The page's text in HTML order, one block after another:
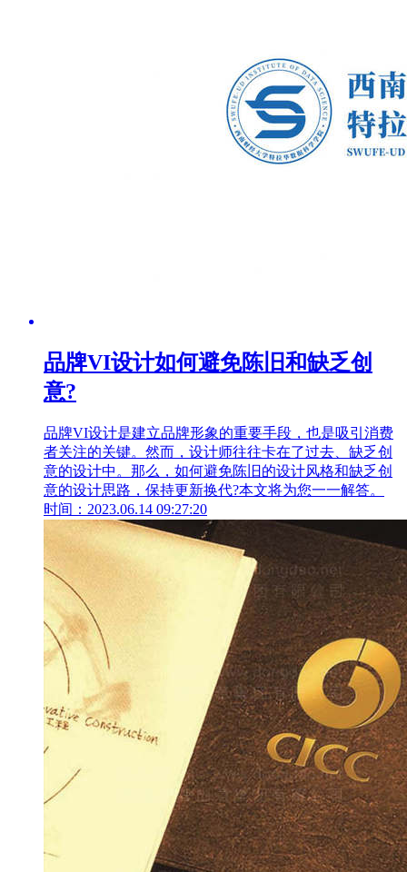
品牌VI设计如何避免陈旧和缺乏创
意?
品牌VI设计是建立品牌形象的重要手段，也是吸引消费
者关注的关键。然而，设计师往往卡在了过去、缺乏创
意的设计中。那么，如何避免陈旧的设计风格和缺乏创
意的设计思路，保持更新换代?本文将为您一一解答。
时间：2023.06.14 09:27:20